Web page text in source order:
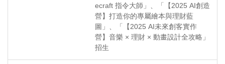
ecraft 指令大師」、「【2025 AI創造
營】打造你的專屬繪本與理財藍
圖」、「【2025 AI未來創客實作
營】音樂 × 理財 × 動畫設計全攻略」
招生